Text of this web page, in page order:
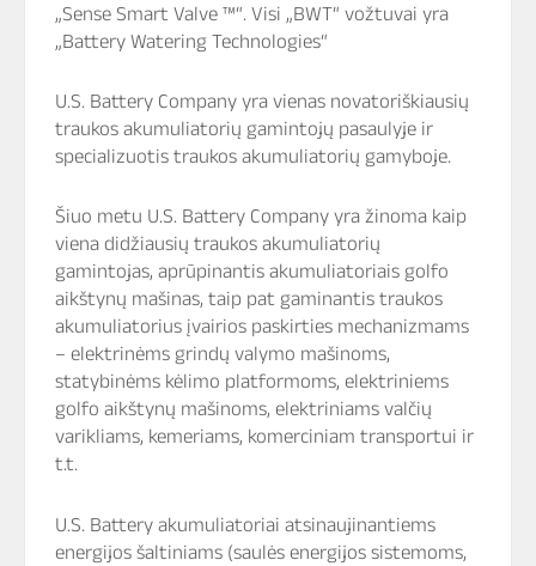
„Sense Smart Valve ™“. Visi „BWT“ vožtuvai yra
„Battery Watering Technologies“
U.S. Battery Company yra vienas novatoriškiausių
traukos akumuliatorių gamintojų pasaulyje ir
specializuotis traukos akumuliatorių gamyboje.
Šiuo metu U.S. Battery Company yra žinoma kaip
viena didžiausių traukos akumuliatorių
gamintojas, aprūpinantis akumuliatoriais golfo
aikštynų mašinas, taip pat gaminantis traukos
akumuliatorius įvairios paskirties mechanizmams
– elektrinėms grindų valymo mašinoms,
statybinėms kėlimo platformoms, elektriniems
golfo aikštynų mašinoms, elektriniams valčių
varikliams, kemeriams, komerciniam transportui ir
t.t.
U.S. Battery akumuliatoriai atsinaujinantiems
energijos šaltiniams (saulės energijos sistemoms,